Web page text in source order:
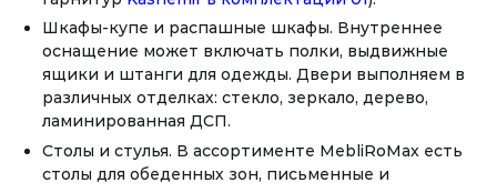
Шкафы-купе и распашные шкафы. Внутреннее
оснащение может включать полки, выдвижные
ящики и штанги для одежды. Двери выполняем в
различных отделках: стекло, зеркало, дерево,
ламинированная ДСП.
Столы и стулья. В ассортименте MebliRoMax есть
столы для обеденных зон, письменные и